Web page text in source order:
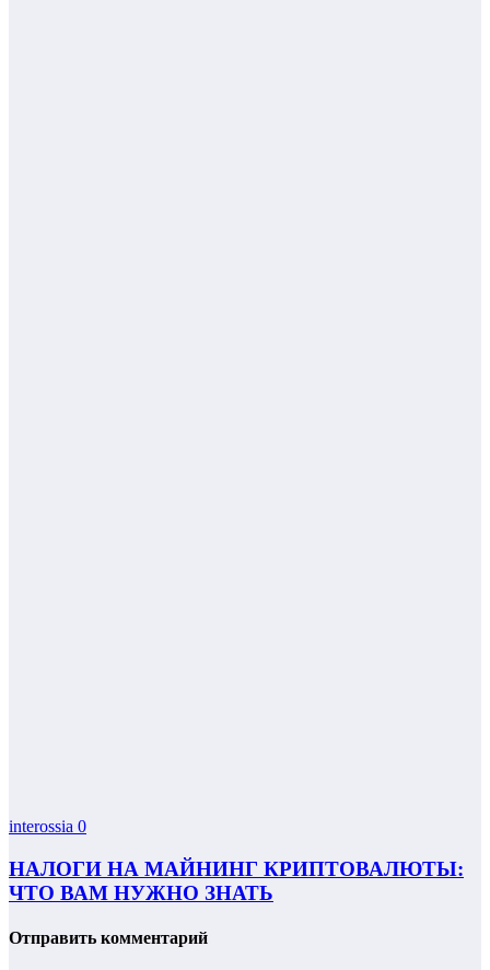
interossia 0
НАЛОГИ НА МАЙНИНГ КРИПТОВАЛЮТЫ:
ЧТО ВАМ НУЖНО ЗНАТЬ
Отправить комментарий